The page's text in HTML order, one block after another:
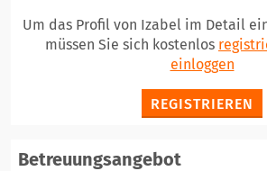
Um das Profil von Izabel im Detail
müssen Sie sich kostenlos
einloggen
REGISTRIEREN
Betreuungsangebot